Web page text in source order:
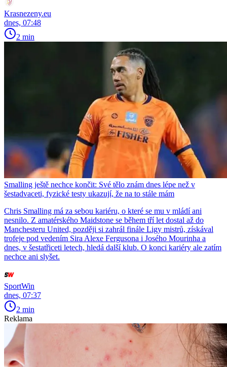
Krasnezeny.eu
dnes, 07:48
2 min
Smalling ještě nechce končit: Své tělo znám dnes lépe než v
šestadvaceti, fyzické testy ukazují, že na to stále mám
Chris Smalling má za sebou kariéru, o které se mu v mládí ani
nesnilo. Z amatérského Maidstone se během tří let dostal až do
Manchesteru United, později si zahrál finále Ligy mistrů, získával
trofeje pod vedením Sira Alexe Fergusona i Josého Mourinha a
dnes, v šestatřiceti letech, hledá další klub. O konci kariéry ale zatím
nechce ani slyšet.
SportWin
dnes, 07:37
2 min
Reklama